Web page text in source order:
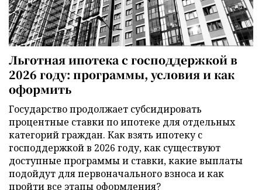
Льготная ипотека с господдержкой в
2026 году: программы, условия и как
оформить
Государство продолжает субсидировать
процентные ставки по ипотеке для отдельных
категорий граждан. Как взять ипотеку с
господдержкой в 2026 году, как существуют
доступные программы и ставки, какие выплаты
подойдут для первоначального взноса и как
пройти все этапы оформления?